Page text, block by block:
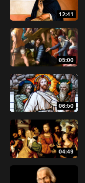
12:41
05:00
06:50
04:49